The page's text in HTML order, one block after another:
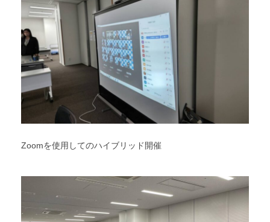
Zoomを使用してのハイブリッド開催